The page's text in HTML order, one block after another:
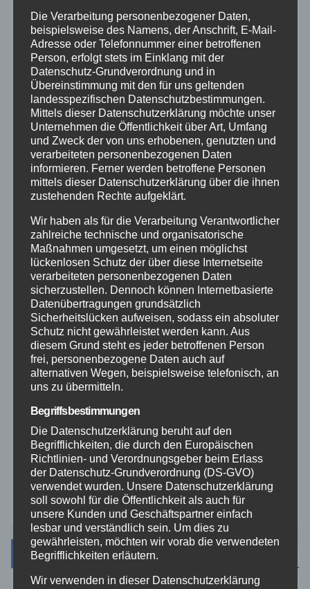
Altenkirchen
Bundespolizei
Feuerwehr
Hilfsorganisationen
Mayen-Koblenz
Neuwied
Polizei
Rettungsdienst
Rhein-Lahn
THW
Veranstaltungen
Video
Westerwald
Zoll
Archiv
Die Verarbeitung personenbezogener Daten,
beispielsweise des Namens, der Anschrift, E-Mail-
Adresse oder Telefonnummer einer betroffenen
Person, erfolgt stets im Einklang mit der
Datenschutz-Grundverordnung und in
Übereinstimmung mit den für uns geltenden
landesspezifischen Datenschutzbestimmungen.
Mittels dieser Datenschutzerklärung möchte unser
Unternehmen die Öffentlichkeit über Art, Umfang
und Zweck der von uns erhobenen, genutzten und
verarbeiteten personenbezogenen Daten
informieren. Ferner werden betroffene Personen
mittels dieser Datenschutzerklärung über die ihnen
zustehenden Rechte aufgeklärt.
Wir haben als für die Verarbeitung Verantwortlicher
zahlreiche technische und organisatorische
Maßnahmen umgesetzt, um einen möglichst
lückenlosen Schutz der über diese Internetseite
verarbeiteten personenbezogenen Daten
sicherzustellen. Dennoch können Internetbasierte
Datenübertragungen grundsätzlich
Sicherheitslücken aufweisen, sodass ein absoluter
Schutz nicht gewährleistet werden kann. Aus
diesem Grund steht es jeder betroffenen Person
frei, personenbezogene Daten auch auf
alternativen Wegen, beispielsweise telefonisch, an
uns zu übermitteln.
Begriffsbestimmungen
Die Datenschutzerklärung beruht auf den
Begrifflichkeiten, die durch den Europäischen
Richtlinien- und Verordnungsgeber beim Erlass
der Datenschutz-Grundverordnung (DS-GVO)
verwendet wurden. Unsere Datenschutzerklärung
soll sowohl für die Öffentlichkeit als auch für
unsere Kunden und Geschäftspartner einfach
lesbar und verständlich sein. Um dies zu
gewährleisten, möchten wir vorab die verwendeten
Begrifflichkeiten erläutern.
Wir verwenden in dieser Datenschutzerklärung